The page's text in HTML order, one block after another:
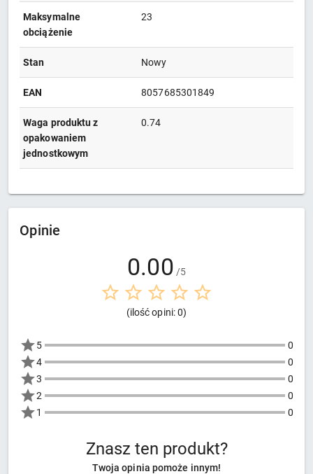
Maksymalne
obciążenie
23
Stan Nowy
EAN 8057685301849
Waga produktu z
opakowaniem
jednostkowym
0.74
Opinie
0.00 /5
(ilość opini: 0)
5
0
4
0
3
0
2
0
1
0
Znasz ten produkt?
Twoja opinia pomoże innym!